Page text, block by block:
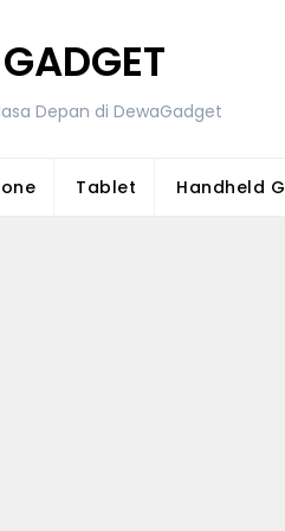
Depan di DewaGadget
Tablet Handheld